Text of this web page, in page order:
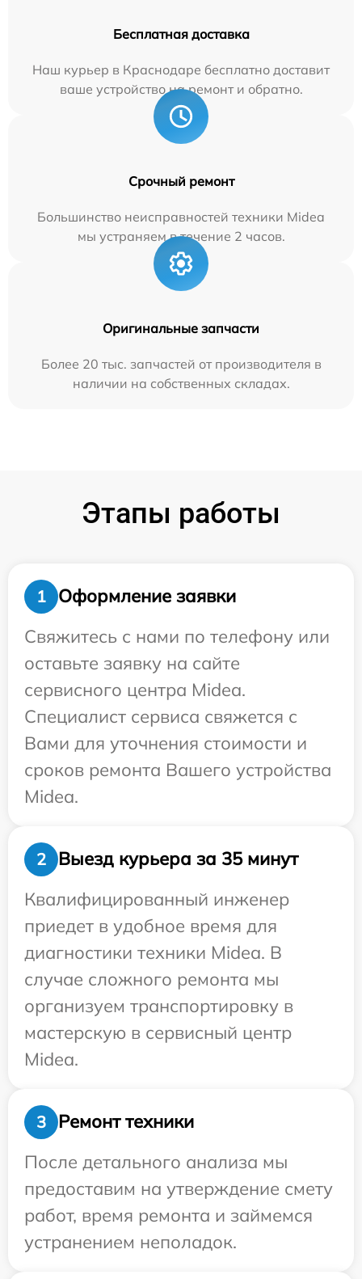
Бесплатная доставка
Наш курьер в Краснодаре бесплатно доставит
ваше устройство на ремонт и обратно.
Срочный ремонт
Большинство неисправностей техники Midea
мы устраняем в течение 2 часов.
Оригинальные запчасти
Более 20 тыс. запчастей от производителя в
наличии на собственных складах.
Этапы работы
1
Оформление заявки
Свяжитесь с нами по телефону или
оставьте заявку на сайте
сервисного центра Midea.
Специалист сервиса свяжется с
Вами для уточнения стоимости и
сроков ремонта Вашего устройства
Midea.
2
Выезд курьера за 35 минут
Квалифицированный инженер
приедет в удобное время для
диагностики техники Midea. В
случае сложного ремонта мы
организуем транспортировку в
мастерскую в сервисный центр
Midea.
3
Ремонт техники
После детального анализа мы
предоставим на утверждение смету
работ, время ремонта и займемся
устранением неполадок.